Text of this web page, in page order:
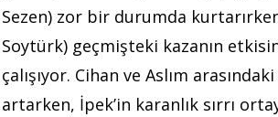
Sezen) zor bir durumda
Soytürk) geçmişteki kazanın
çalışıyor. Cihan ve Aslım
artarken, İpek’in karanlık sırrı